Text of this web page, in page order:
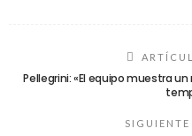
Pellegrini: «El equipo muestra